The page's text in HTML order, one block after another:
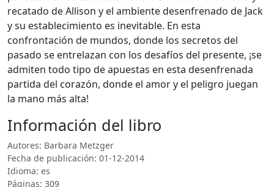
recatado de Allison y el ambiente desenfrenado de Jack
y su establecimiento es inevitable. En esta
confrontación de mundos, donde los secretos del
pasado se entrelazan con los desafíos del presente, ¡se
admiten todo tipo de apuestas en esta desenfrenada
partida del corazón, donde el amor y el peligro juegan
la mano más alta!
Información del libro
Autores: Barbara Metzger
Fecha de publicación: 01-12-2014
Idioma: es
Páginas: 309